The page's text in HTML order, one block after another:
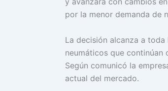
por la menor demanda de
La decisión alcanza a
neumáticos que continúan
Según comunicó la
actual del mercado.